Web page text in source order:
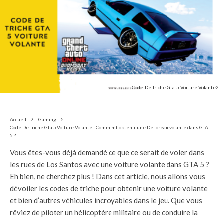
Code-De-Triche-Gta-5-Voiture-Volante2
Accueil
Gaming
Code De Triche Gta 5 Voiture Volante : Comment obtenir une DeLorean volante dans GTA
5 ?
Vous êtes-vous déjà demandé ce que ce serait de voler dans
les rues de Los Santos avec une voiture volante dans GTA 5 ?
Eh bien, ne cherchez plus ! Dans cet article, nous allons vous
dévoiler les codes de triche pour obtenir une voiture volante
et bien d’autres véhicules incroyables dans le jeu. Que vous
rêviez de piloter un hélicoptère militaire ou de conduire la